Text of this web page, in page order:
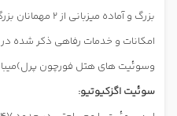
بزرگ و آماده
امکانات و خدمات رفاهی ذکر شده
وسوئیت های هتل فورچون
سوئیت اگزکیوتیو: